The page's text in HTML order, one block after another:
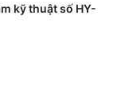
kỹ thuật số HY-